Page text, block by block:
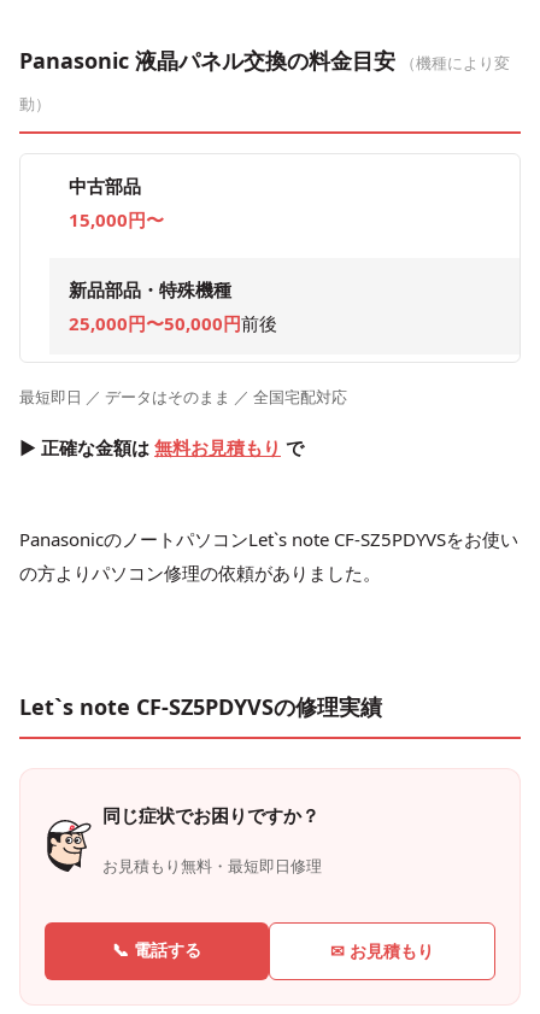
Panasonic 液晶パネル交換の料金目安
（機種により変
動）
中古部品
15,000円〜
新品部品・特殊機種
25,000円〜50,000円前後
最短即日 ／ データはそのまま ／ 全国宅配対応
▶ 正確な金額は 無料お見積もり で
PanasonicのノートパソコンLet`s note CF-SZ5PDYVSをお使い
の方よりパソコン修理の依頼がありました。
Let`s note CF-SZ5PDYVSの修理実績
同じ症状でお困りですか？
お見積もり無料・最短即日修理
📞 電話する ✉ お見積もり